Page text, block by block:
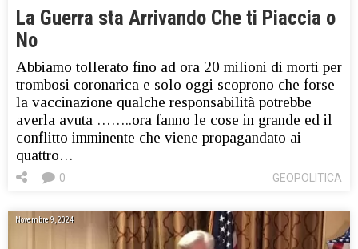
La Guerra sta Arrivando Che ti Piaccia o
No
Abbiamo tollerato fino ad ora 20 milioni di morti per
trombosi coronarica e solo oggi scoprono che forse
la vaccinazione qualche responsabilità potrebbe
averla avuta ……..ora fanno le cose in grande ed il
conflitto imminente che viene propagandato ai
quattro…
GEOPOLITICA
0
Novembre 9, 2024